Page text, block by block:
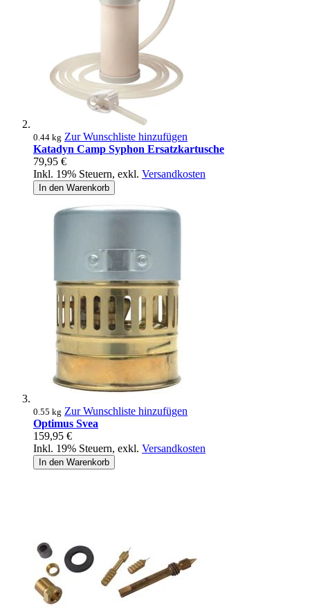
0.44 kg Zur Wunschliste hinzufügen
Katadyn Camp Syphon Ersatzkartusche
79,95 €
Inkl. 19% Steuern, exkl. Versandkosten
In den Warenkorb
0.55 kg Zur Wunschliste hinzufügen
Optimus Svea
159,95 €
Inkl. 19% Steuern, exkl. Versandkosten
In den Warenkorb